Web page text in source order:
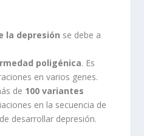
la depresión se debe a
poligénica. Es
en varios genes.
de 100 variantes
en la secuencia de
desarrollar depresión.